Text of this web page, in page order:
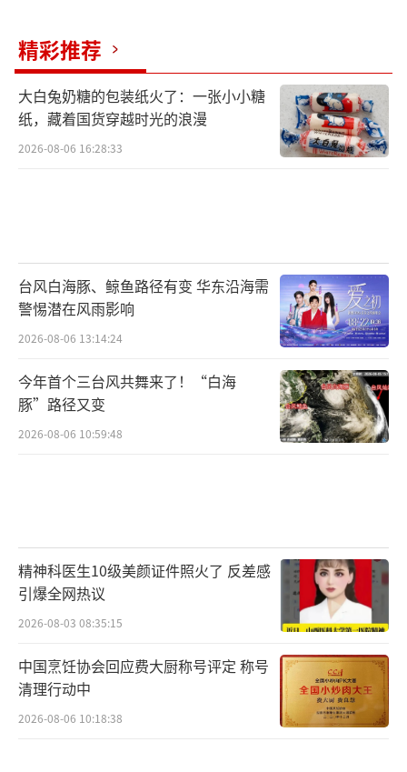
精彩推荐
大白兔奶糖的包装纸火了：一张小小糖
纸，藏着国货穿越时光的浪漫
2026-08-06 16:28:33
台风白海豚、鲸鱼路径有变 华东沿海需
警惕潜在风雨影响
2026-08-06 13:14:24
今年首个三台风共舞来了！“白海
豚”路径又变
2026-08-06 10:59:48
精神科医生10级美颜证件照火了 反差感
引爆全网热议
2026-08-03 08:35:15
中国烹饪协会回应费大厨称号评定 称号
清理行动中
2026-08-06 10:18:38